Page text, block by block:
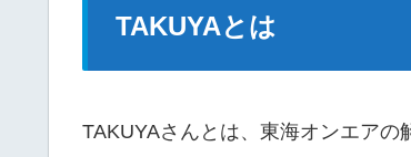
TAKUYAとは
TAKUYAさんとは、東海オンエアの